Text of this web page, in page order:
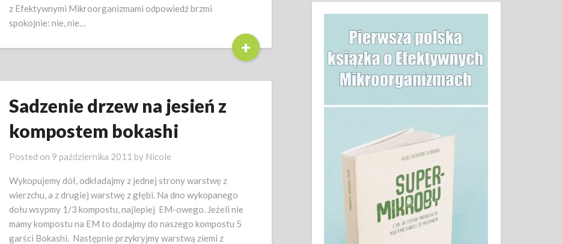
z Efektywnymi Mikroorganizmami odpowiedź brzmi
spokojnie: nie, nie…
+
Sadzenie drzew na jesień z
kompostem bokashi
Posted on 9 października 2011 by Nicole
Wykopujemy dół, odkładajmy z jednej strony warstwę z
wierzchu, a z drugiej warstwę z głębi. Na dno wykopanego
dołu wsypmy 1/3 kompostu, najlepiej EM-owego. Jeżeli nie
mamy kompostu na EM to dodajmy do naszego kompostu 5
garści Bokashi. Następnie przykryjmy warstwą ziemi z